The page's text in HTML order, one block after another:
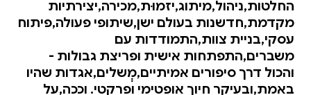
החלטות,ניהול,מיתוג,יזמוּת,מכירה,יצירתיות
מקדמת,חדשנות בעולם ישן,שיתופי פעולה,פיתוח
עסקי,בניית צוות,התמודדות עם
משברים,התפתחות אישית ופריצת גבולות -
והכול דרך סיפורים אמיתיים,מְשלים,אגדות שהיו
באמת,ובעיקר חיוך אופטימי ופרקטי. וככה,על